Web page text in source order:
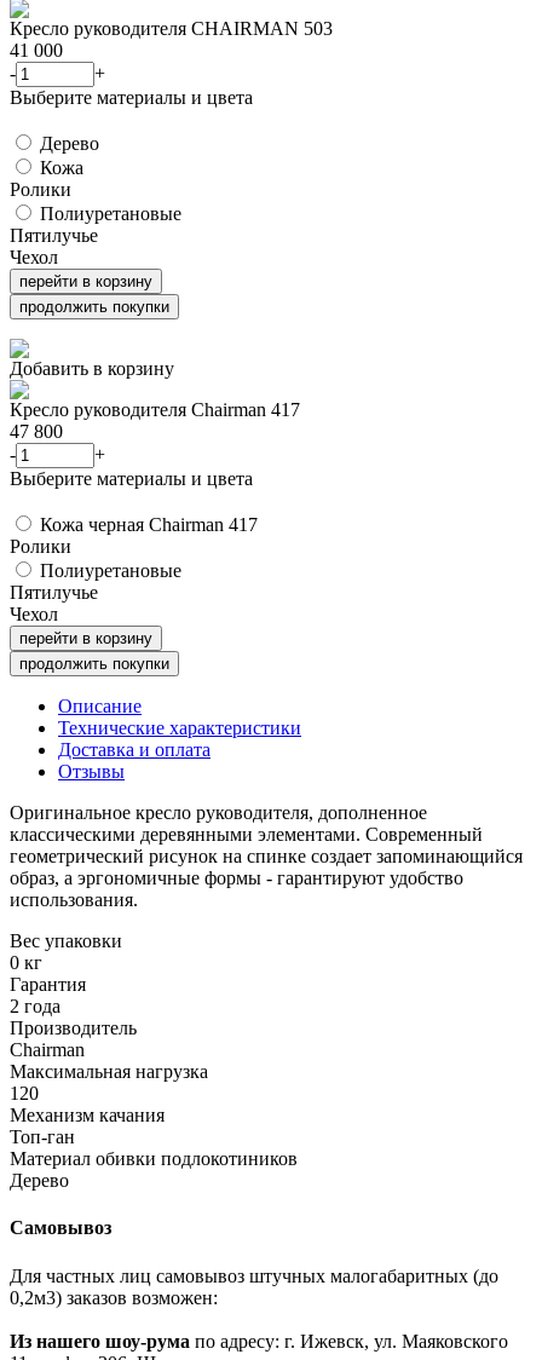
Кресло руководителя CHAIRMAN 503
41 000
-
+
Выберите материалы и цвета
Дерево
Кожа
Ролики
Полиуретановые
Пятилучье
Чехол
перейти в корзину
продолжить покупки
Добавить в корзину
Кресло руководителя Chairman 417
47 800
-
+
Выберите материалы и цвета
Кожа черная Chairman 417
Ролики
Полиуретановые
Пятилучье
Чехол
перейти в корзину
продолжить покупки
Описание
Технические характеристики
Доставка и оплата
Отзывы
Оригинальное кресло руководителя, дополненное
классическими деревянными элементами. Современный
геометрический рисунок на спинке создает запоминающийся
образ, а эргономичные формы - гарантируют удобство
использования.
Вес упаковки
0 кг
Гарантия
2 года
Производитель
Chairman
Максимальная нагрузка
120
Механизм качания
Топ-ган
Материал обивки подлокотиников
Дерево
Самовывоз
Для частных лиц самовывоз штучных малогабаритных (до
0,2м3) заказов возможен:
Из нашего шоу-рума по адресу: г. Ижевск, ул. Маяковского